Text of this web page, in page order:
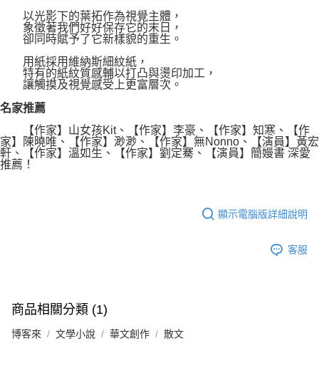
以光影下的葉拓作為視覺主體，
象徵著我們好好保存它的末日，
卻同時賦予了它新樣貌的重生。
用紙採用維納斯細紋紙，
特有的紙紋質感輔以打凸與燙印加工，
讓觸摸及視覺感受上更富層次。
名家推薦
【作家】山女孩Kit、【作家】李豪、【作家】知寒、【作
家】陳曉唯、【作家】渺渺、【作家】無Nonno、【演員】黃宏
軒、【作家】溫如生、【作家】劉定騫、【演員】簡嫚書 深愛
推薦！
顯示電腦版詳細說明
客服
商品相關分類 (1)
博客來 文學小說 華文創作 散文